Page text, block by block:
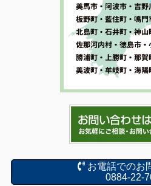
お電話でのお
0884-22-